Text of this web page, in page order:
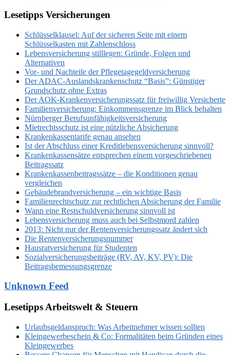
Lesetipps Versicherungen
Schlüsselklausel: Auf der sicheren Seite mit einem
Schlüsselkasten mit Zahlenschloss
Lebensversicherung stilllegen: Gründe, Folgen und
Alternativen
Vor- und Nachteile der Pflegetagegeldversicherung
Der ADAC-Auslandskrankenschutz “Basis”: Günstiger
Grundschutz ohne Extras
Der AOK-Krankenversicherungssatz für freiwillig Versicherte
Familienversicherung: Einkommensgrenze im Blick behalten
Nürnberger Berufsunfähigkeitsversicherung
Mietrechtsschutz ist eine nützliche Absicherung
Krankenkassentarife genau ansehen
Ist der Abschluss einer Kreditlebensversicherung sinnvoll?
Krankenkassensätze entsprechen einem vorgeschriebenen
Beitragssatz
Krankenkassenbeitragssätze – die Konditionen genau
vergleichen
Gebäudebrandversicherung – ein wichtige Basis
Familienrechtschutz zur rechtlichen Absicherung der Familie
Wann eine Restschuldversicherung sinnvoll ist
Lebensversicherung muss auch bei Selbstmord zahlen
2013: Nicht nur der Rentenversicherungssatz ändert sich
Die Rentenversicherungsnummer
Hausratversicherung für Studenten
Sozialversicherungsbeiträge (RV, AV, KV, PV): Die
Beitragsbemessungsgrenze
Unknown Feed
Lesetipps Arbeitswelt & Steuern
Urlaubsgeldanspruch: Was Arbeitnehmer wissen sollten
Kleingewerbeschein & Co: Formalitäten beim Gründen eines
Kleingewerbes